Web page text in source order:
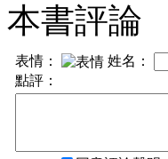
本書評論
表情： 姓名：
點評：